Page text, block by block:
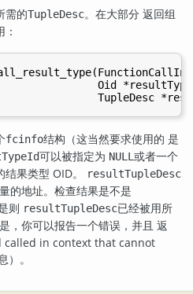
需的TupleDesc。在大部分 返回组
Oid
fcinfo结构（这当然要求使用的 是
可以被指定为 NULL 或者一个
果类型 OID。
resultTupleDesc
的地址。检查结果是不是
则 resultTupleDesc已经被用所
，你可以报告一个错误，并且 返
in context that cannot
）。